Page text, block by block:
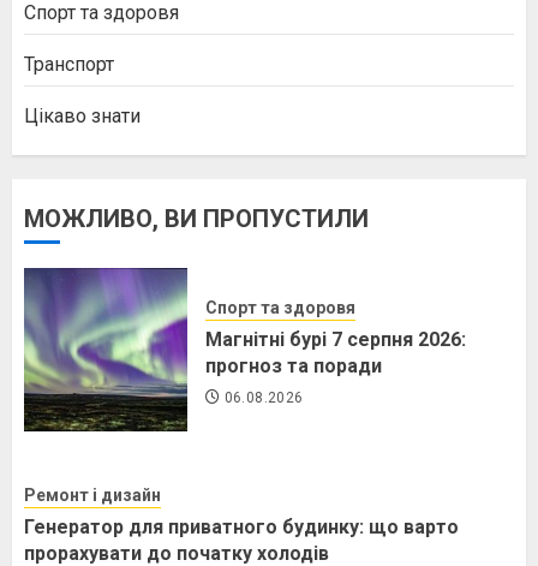
Спорт та здоровя
Транспорт
Цікаво знати
МОЖЛИВО, ВИ ПРОПУСТИЛИ
Спорт та здоровя
Магнітні бурі 7 серпня 2026:
прогноз та поради
06.08.2026
Ремонт і дизайн
Генератор для приватного будинку: що варто
прорахувати до початку холодів